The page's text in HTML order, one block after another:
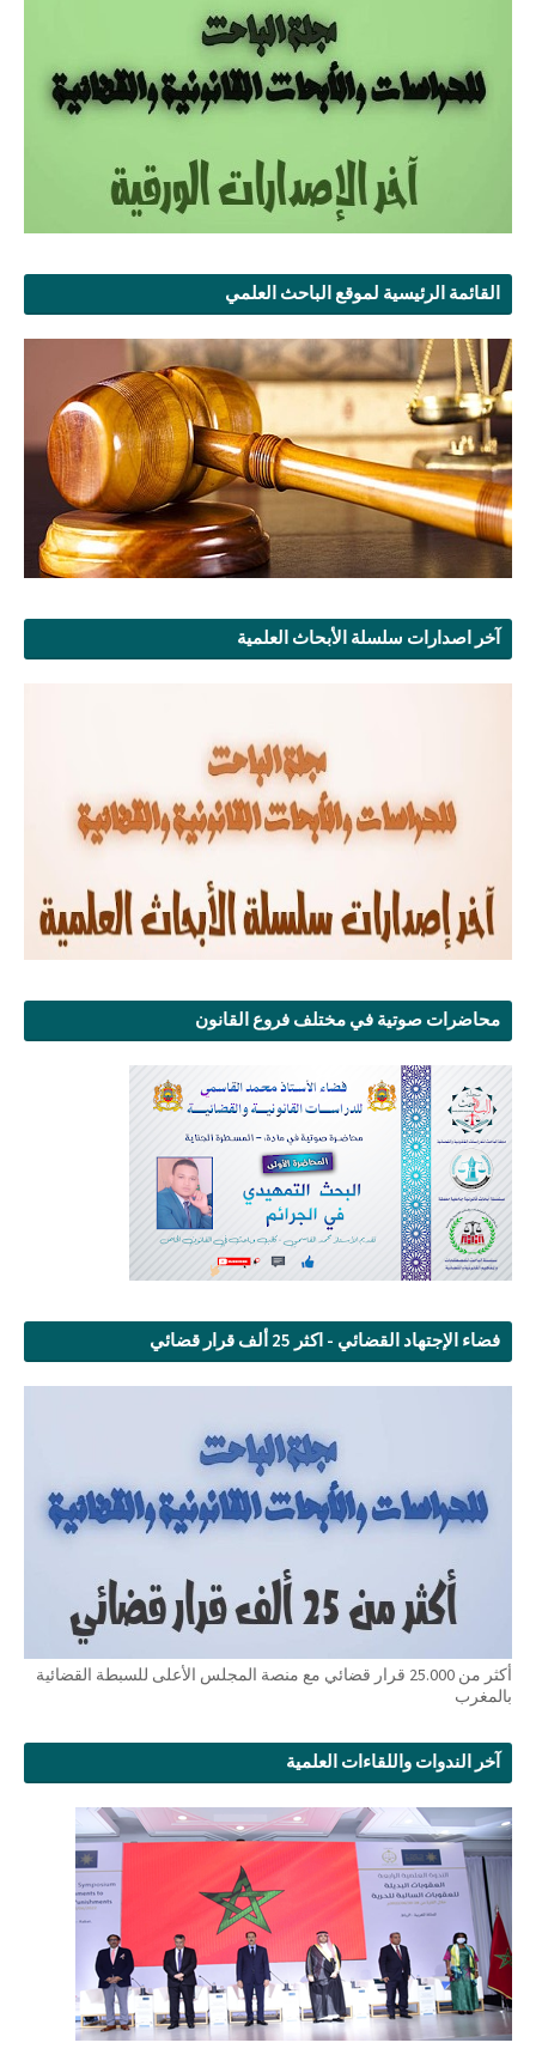
القائمة الرئيسية لموقع الباحث العلمي
آخر اصدارات سلسلة الأبحاث العلمية
محاضرات صوتية في مختلف فروع القانون
فضاء الإجتهاد القضائي - اكثر 25 ألف قرار قضائي
أكثر من 25.000 قرار قضائي مع منصة المجلس الأعلى للسبطة القضائية
بالمغرب
آخر الندوات واللقاءات العلمية